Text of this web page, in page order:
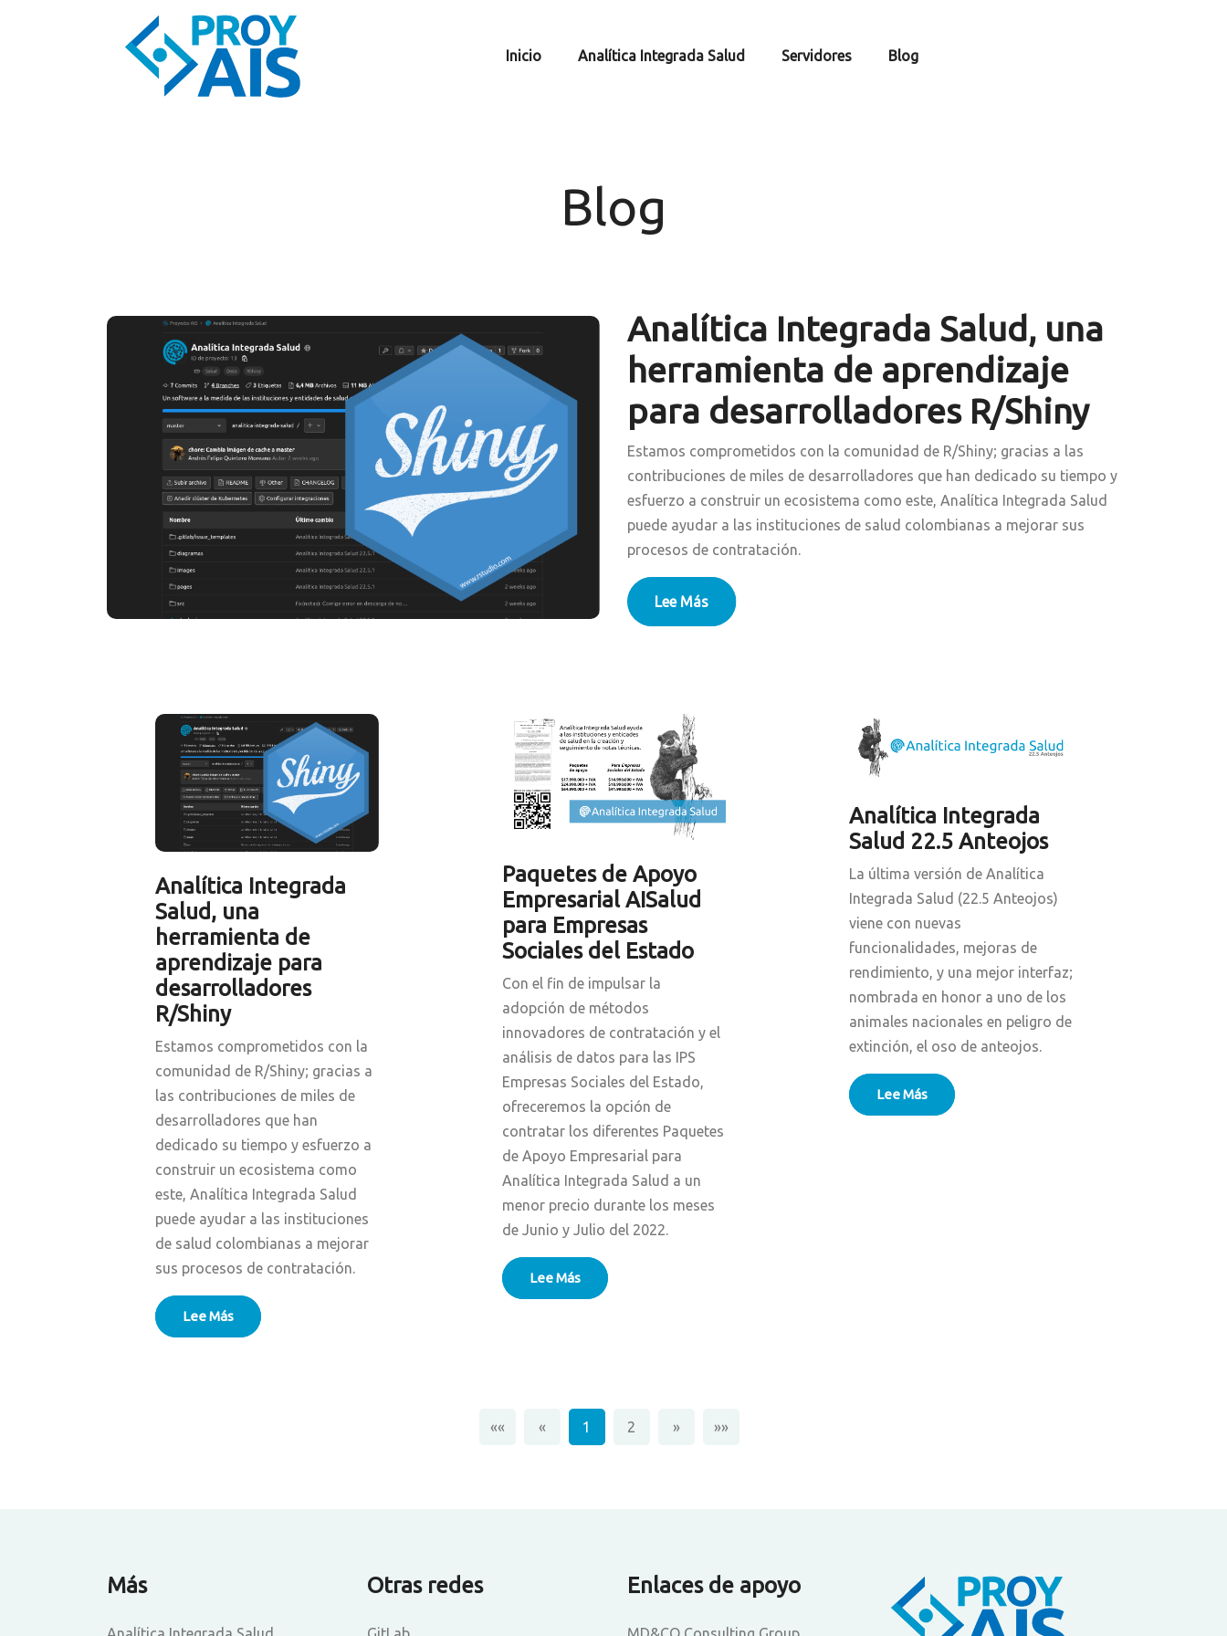
Inicio Analítica Integrada Salud Servidores Blog
Blog
Analítica Integrada Salud, una
herramienta de aprendizaje
para desarrolladores R/Shiny
Estamos comprometidos con la comunidad de R/Shiny; gracias a las
contribuciones de miles de desarrolladores que han dedicado su tiempo y
esfuerzo a construir un ecosistema como este, Analítica Integrada Salud
puede ayudar a las instituciones de salud colombianas a mejorar sus
procesos de contratación.
Lee Más
Analítica Integrada
Salud, una
herramienta de
aprendizaje para
desarrolladores
R/Shiny
Estamos comprometidos con la
comunidad de R/Shiny; gracias a
las contribuciones de miles de
desarrolladores que han
dedicado su tiempo y esfuerzo a
construir un ecosistema como
este, Analítica Integrada Salud
puede ayudar a las instituciones
de salud colombianas a mejorar
sus procesos de contratación.
Lee Más
Paquetes de Apoyo
Empresarial AISalud
para Empresas
Sociales del Estado
Con el fin de impulsar la
adopción de métodos
innovadores de contratación y el
análisis de datos para las IPS
Empresas Sociales del Estado,
ofreceremos la opción de
contratar los diferentes Paquetes
de Apoyo Empresarial para
Analítica Integrada Salud a un
menor precio durante los meses
de Junio y Julio del 2022.
Lee Más
Analítica Integrada
Salud 22.5 Anteojos
La última versión de Analítica
Integrada Salud (22.5 Anteojos)
viene con nuevas
funcionalidades, mejoras de
rendimiento, y una mejor interfaz;
nombrada en honor a uno de los
animales nacionales en peligro de
extinción, el oso de anteojos.
Lee Más
«« « 1 2 » »»
Más Otras redes Enlaces de apoyo